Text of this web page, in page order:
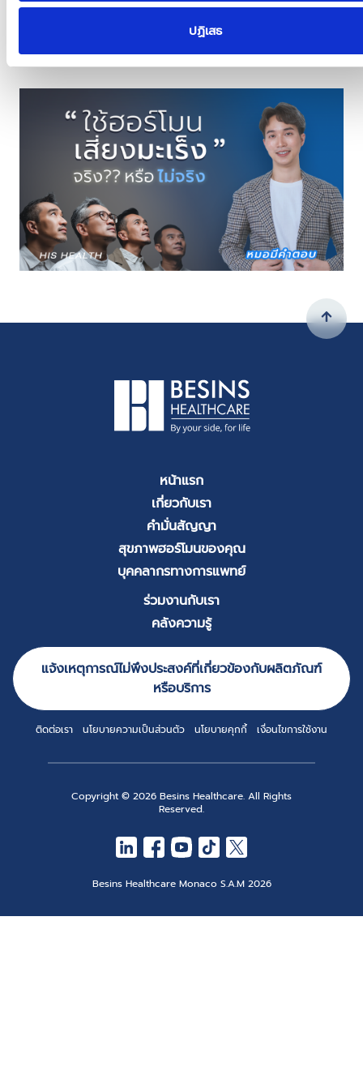
ปฏิเสธ
หน้าแรก
เกี่ยวกับเรา
คำมั่นสัญญา
สุขภาพฮอร์โมนของคุณ
บุคคลากรทางการแพทย์
ร่วมงานกับเรา
คลังความรู้
แจ้งเหตุการณ์ไม่พึงประสงค์ที่เกี่ยวข้องกับผลิตภัณฑ์
หรือบริการ
ติดต่อเรา นโยบายความเป็นส่วนตัว นโยบายคุกกี้ เงื่อนไขการใช้งาน
Copyright © 2026 Besins Healthcare. All Rights
Reserved.
Besins Healthcare Monaco S.A.M 2026